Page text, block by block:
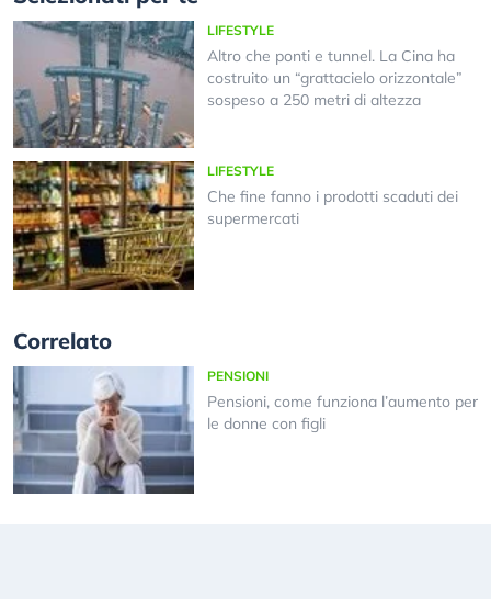
LIFESTYLE
Altro che ponti e tunnel. La Cina ha
costruito un “grattacielo orizzontale”
sospeso a 250 metri di altezza
LIFESTYLE
Che fine fanno i prodotti scaduti dei
supermercati
Correlato
PENSIONI
Pensioni, come funziona l’aumento per
le donne con figli